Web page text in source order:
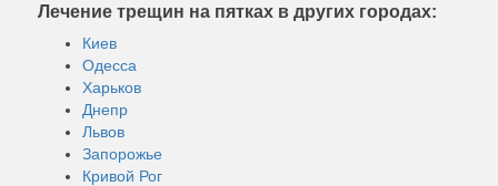
Лечение трещин на пятках в других городах:
Киев
Одесса
Харьков
Днепр
Львов
Запорожье
Кривой Рог